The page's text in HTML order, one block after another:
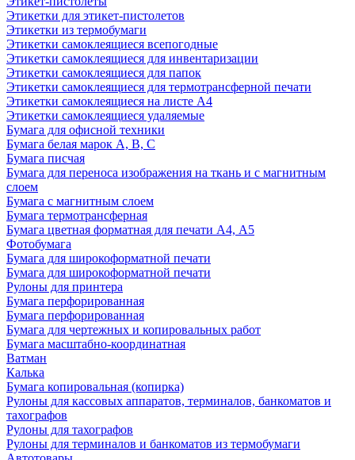
Этикетки для этикет-пистолетов
Этикетки из термобумаги
Этикетки самоклеящиеся всепогодные
Этикетки самоклеящиеся для инвентаризации
Этикетки самоклеящиеся для папок
Этикетки самоклеящиеся для термотрансферной печати
Этикетки самоклеящиеся на листе А4
Этикетки самоклеящиеся удаляемые
Бумага для офисной техники
Бумага белая марок А, В, С
Бумага писчая
Бумага для переноса изображения на ткань и с магнитным
слоем
Бумага с магнитным слоем
Бумага термотрансферная
Бумага цветная форматная для печати А4, А5
Фотобумага
Бумага для широкоформатной печати
Бумага для широкоформатной печати
Рулоны для принтера
Бумага перфорированная
Бумага перфорированная
Бумага для чертежных и копировальных работ
Бумага масштабно-координатная
Ватман
Калька
Бумага копировальная (копирка)
Рулоны для кассовых аппаратов, терминалов, банкоматов и
тахографов
Рулоны для тахографов
Рулоны для терминалов и банкоматов из термобумаги